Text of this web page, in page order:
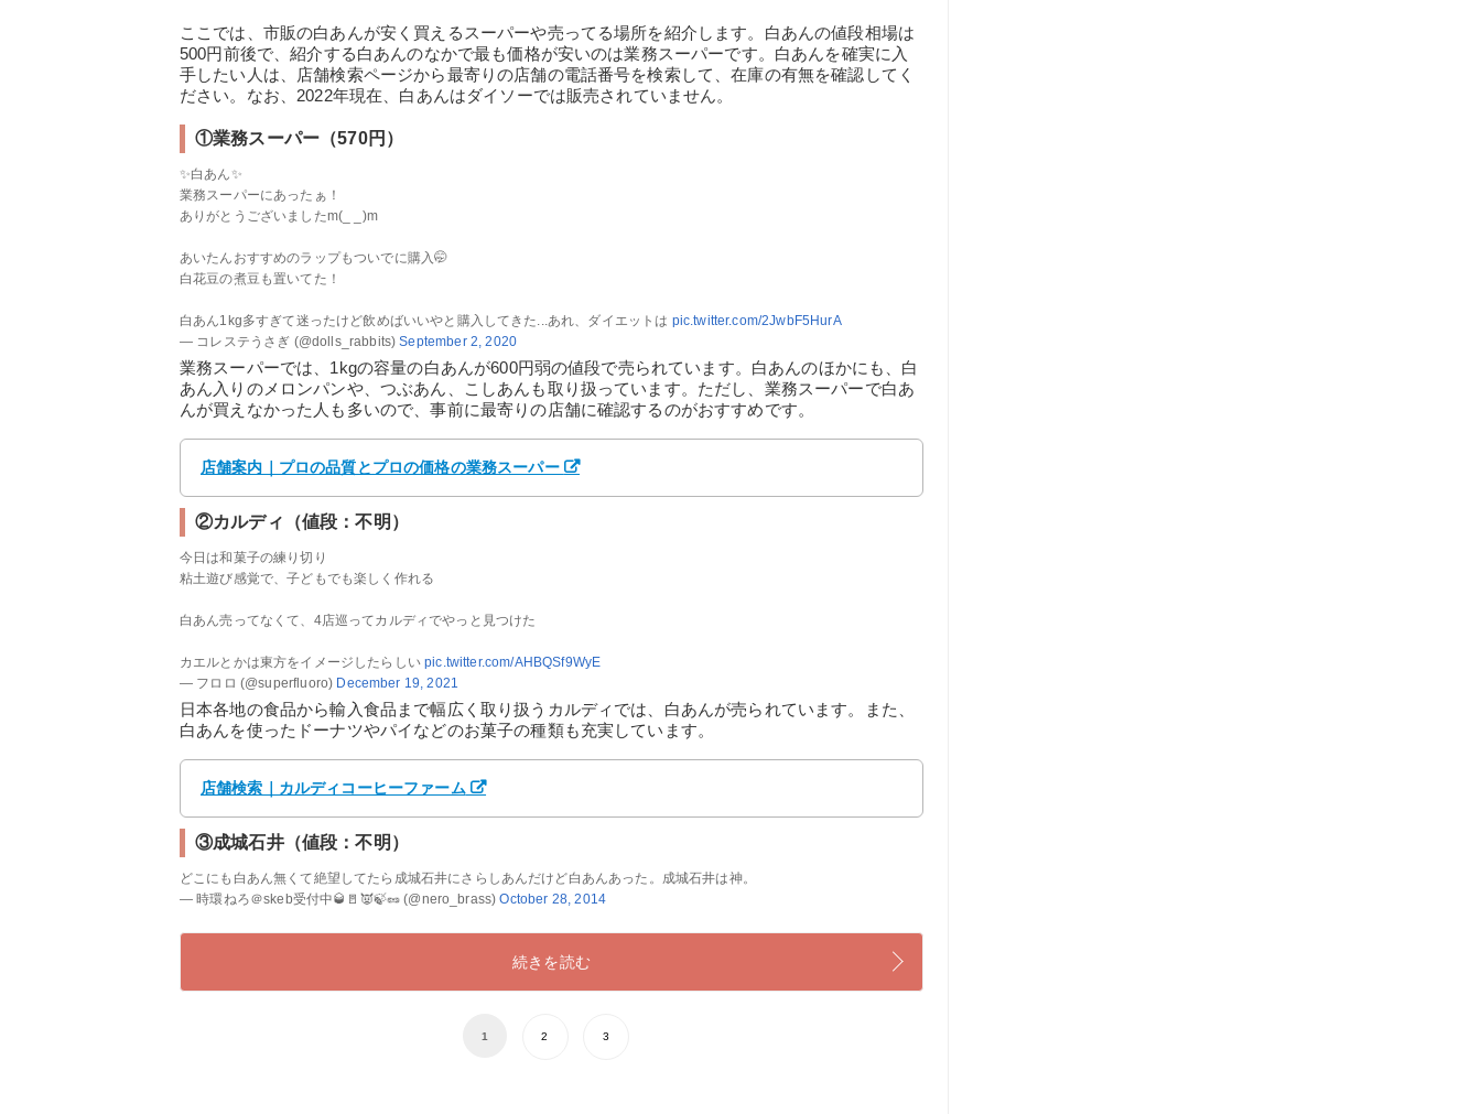
ここでは、市販の白あんが安く買えるスーパーや売ってる場所を紹介します。白あんの値段相場は
500円前後で、紹介する白あんのなかで最も価格が安いのは業務スーパーです。白あんを確実に入
手したい人は、店舗検索ページから最寄りの店舗の電話番号を検索して、在庫の有無を確認してく
ださい。なお、2022年現在、白あんはダイソーでは販売されていません。
①業務スーパー（570円）
✨白あん✨
業務スーパーにあったぁ！
ありがとうございましたm(_ _)m
あいたんおすすめのラップもついでに購入🤭
白花豆の煮豆も置いてた！
白あん1kg多すぎて迷ったけど飲めばいいやと購入してきた...あれ、ダイエットは pic.twitter.com/2JwbF5HurA
— コレステうさぎ (@dolls_rabbits)September 2, 2020
業務スーパーでは、1kgの容量の白あんが600円弱の値段で売られています。白あんのほかにも、白
あん入りのメロンパンや、つぶあん、こしあんも取り扱っています。ただし、業務スーパーで白あ
んが買えなかった人も多いので、事前に最寄りの店舗に確認するのがおすすめです。
店舗案内｜プロの品質とプロの価格の業務スーパー
②カルディ（値段：不明）
今日は和菓子の練り切り
粘土遊び感覚で、子どもでも楽しく作れる
白あん売ってなくて、4店巡ってカルディでやっと見つけた
カエルとかは東方をイメージしたらしいpic.twitter.com/AHBQSf9WyE
— フロロ (@superfluoro) December 19, 2021
日本各地の食品から輸入食品まで幅広く取り扱うカルディでは、白あんが売られています。また、
白あんを使ったドーナツやパイなどのお菓子の種類も充実しています。
店舗検索｜カルディコーヒーファーム
③成城石井（値段：不明）
どこにも白あん無くて絶望してたら成城石井にさらしあんだけど白あんあった。成城石井は神。
— 時環ねろ＠skeb受付中🥃🚪👿🍃🥜 (@nero_brass)October 28, 2014
続きを読む
1 2 3